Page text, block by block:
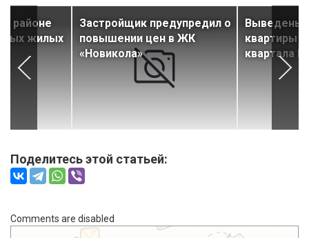
районе
жилых
Застройщик предупредил о
повышении цен в ЖК
«Новикола»
Выведены
квартиры в
квартала
Поделитесь этой статьей:
Comments are disabled